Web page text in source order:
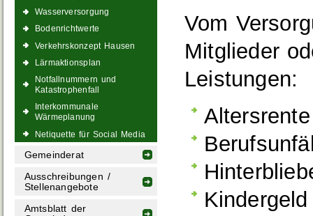
Wasserversorgung
Bodenrichtwerte
Verkehrskonzept Hausen
Lärmaktionsplan
Notfallnummern und
Katastrophenfall
Interkommunale
Wärmeplanung
Netiquette für Social Media
Gemeinderat
Ausschreibungen /
Stellenangebote
Amtsblatt der
Vom
Mitglieder
Leistungen:
Altersrente